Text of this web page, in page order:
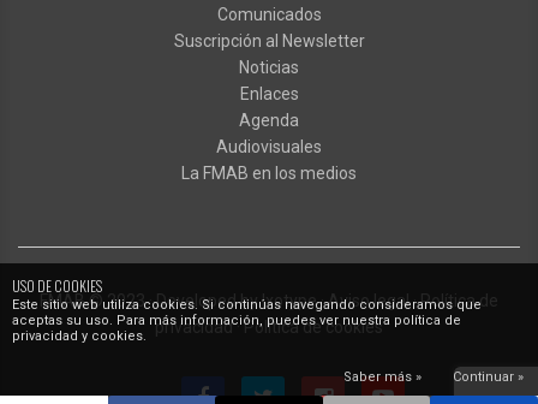
USO DE COOKIES
Este sitio web utiliza cookies. Si continúas navegando consideramos que
aceptas su uso. Para más información, puedes ver nuestra política de
privacidad y cookies.
Saber más » Continuar »
Comunicados
Suscripción al Newsletter
Noticias
Enlaces
Agenda
Audiovisuales
La FMAB en los medios
FMAB© 2023·Developed byIxotype·Aviso legal·Política de
privacidad·Política de cookies